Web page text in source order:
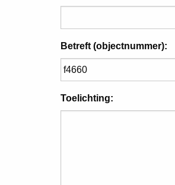
Betreft (objectnummer):
Toelichting: